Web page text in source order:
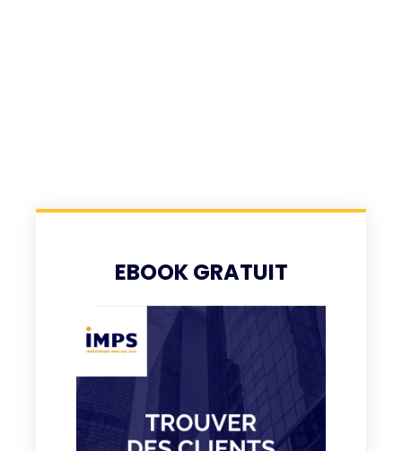
EBOOK GRATUIT